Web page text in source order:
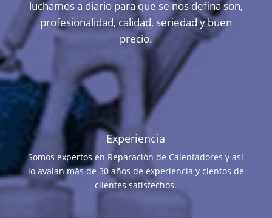
luchamos a diario para que se nos defina son,
profesionalidad, calidad, seriedad y buen
precio.
Experiencia
Somos expertos en Reparación de Calentadores y así
lo avalan más de 30 años de experiencia y cientos de
clientes satisfechos.